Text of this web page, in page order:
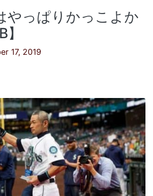
やっぱりかっこよか
17, 2019